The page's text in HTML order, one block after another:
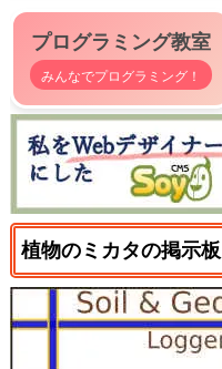
プログラミング教室
みんなでプログラミング！
植物のミカタの掲示板